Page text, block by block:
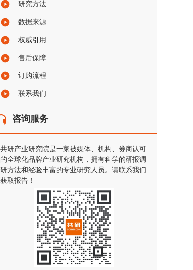
研究方法
数据来源
权威引用
售后保障
订购流程
联系我们
咨询服务
共研产业研究院是一家被媒体、机构、券商认可
的全球化品牌产业研究机构，拥有科学的研报调
研方法和经验丰富的专业研究人员。请联系我们
获取报告！